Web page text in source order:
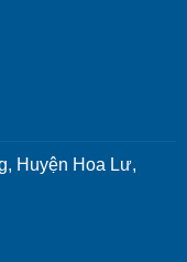
Huyện Hoa Lư,